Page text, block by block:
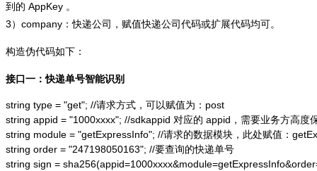
到的 AppKey 。
3）company：快递公司，赋值快递公司代码或扩展代码均可。
构造伪代码如下：
接口一：快递单号智能识别
string type = "get"; //请求方式，可以赋值为：post
string appid = "1000xxxx"; //sdkappid 对应的 appid，需要业务方高度
string module = "getExpressInfo"; //请求的数据模块，此处赋值：
string order = "247198050163"; //要查询的快递单号
string sign =